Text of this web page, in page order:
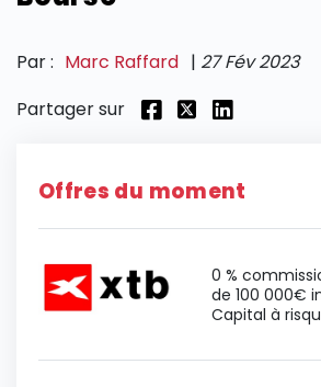
Par : Marc Raffard | 27 Fév 2023
Partager sur
Offres du moment
0 %
de 100 000€
Capital à